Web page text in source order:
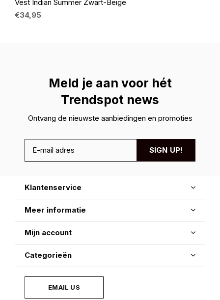
Vest Indian Summer Zwart-Beige
€34,95
Meld je aan voor hét
Trendspot news
Ontvang de nieuwste aanbiedingen en promoties
SIGN UP!
Klantenservice
Meer informatie
Mijn account
Categorieën
EMAIL US